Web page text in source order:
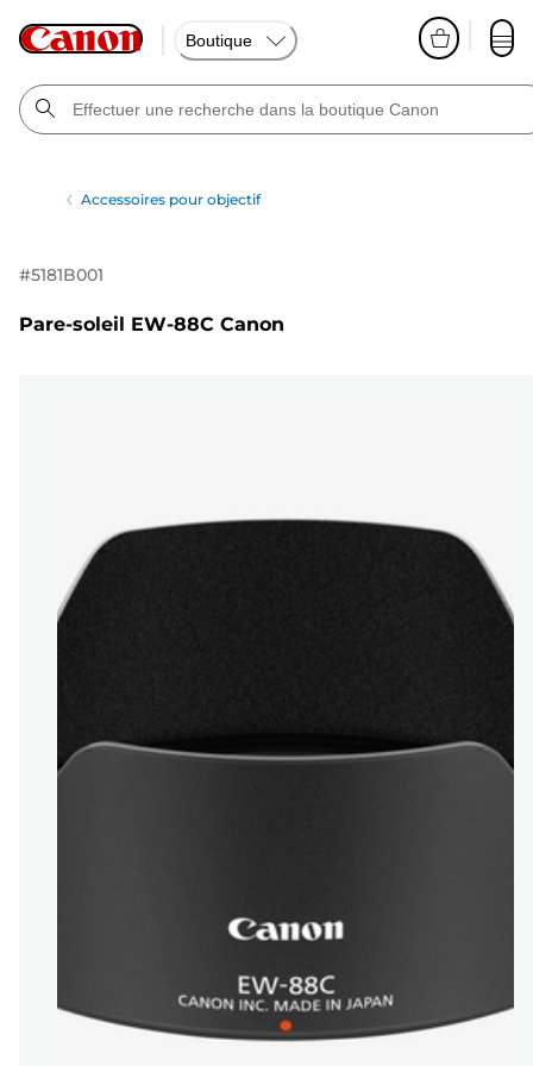
Boutique
Accessoires pour objectif
#5181B001
Pare-soleil EW-88C Canon